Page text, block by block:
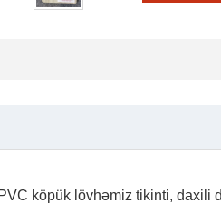
köpük lövhəmiz tikinti,